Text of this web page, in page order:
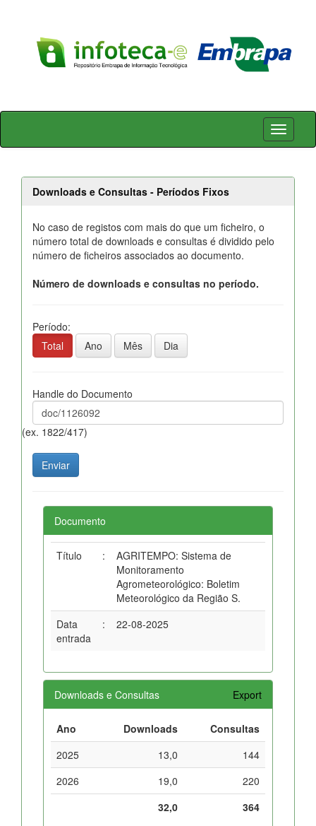
Skip
Downloads e Consultas - Períodos Fixos
No caso de registos com mais do que um ficheiro, o
número total de downloads e consultas é dividido pelo
número de ficheiros associados ao documento.
Número de downloads e consultas no período.
Período:
Total
Ano Mês Dia
Handle do Documento
(ex. 1822/417)
Documento
Título :
AGRITEMPO: Sistema de
Monitoramento
Agrometeorológico: Boletim
Meteorológico da Região S.
Data
entrada
: 22-08-2025
Downloads e Consultas Export
Ano Downloads
Consultas
2025
13,0
144
2026
19,0
220
32,0
364